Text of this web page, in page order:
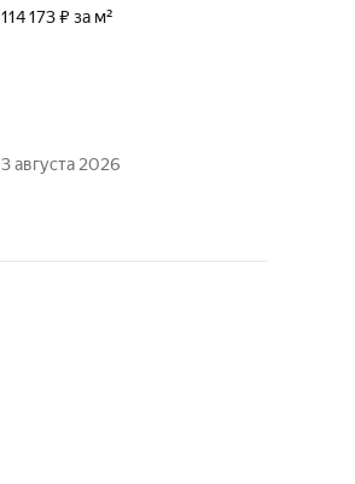
114 173 ₽ за м²
3 августа 2026